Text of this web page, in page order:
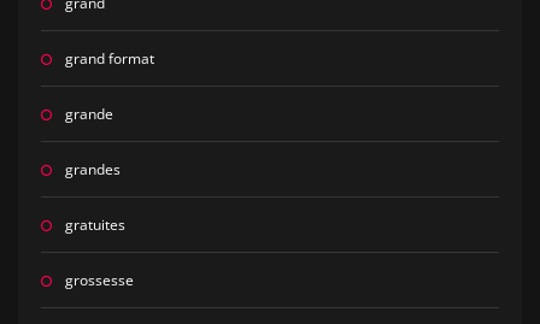
grand format
grande
grandes
gratuites
grossesse